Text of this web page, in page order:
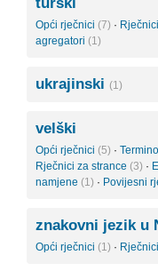
Opći rječnici (7) ·
agregatori (1)
ukrajinski (1)
velški
Opći rječnici (5) ·
Rječnici za strance (3) ·
namjene (1) · Povijesni
znakovni jezik u
Opći rječnici (1) ·